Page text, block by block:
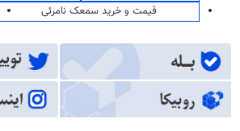
قیمت و خرید سمعک نامرئی